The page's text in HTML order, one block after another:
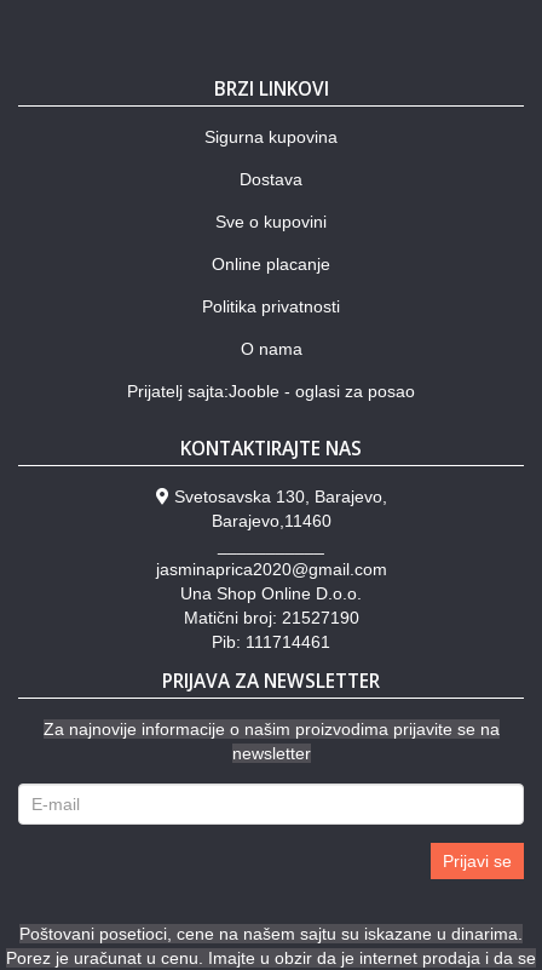
BRZI LINKOVI
Sigurna kupovina
Dostava
Sve o kupovini
Online placanje
Politika privatnosti
O nama
Prijatelj sajta:Jooble - oglasi za posao
KONTAKTIRAJTE NAS
Svetosavska 130, Barajevo,
Barajevo,11460
jasminaprica2020@gmail.com
Una Shop Online D.o.o.
Matični broj: 21527190
Pib: 111714461
PRIJAVA ZA NEWSLETTER
Za najnovije informacije o našim proizvodima prijavite se na
newsletter
Prijavi se
Poštovani posetioci, cene na našem sajtu su iskazane u dinarima.
Porez je uračunat u cenu. Imajte u obzir da je internet prodaja i da se